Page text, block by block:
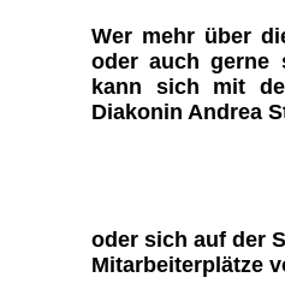
Wer mehr über
oder auch gerne
kann sich mit
Diakonin Andrea
oder sich auf der
Mitarbeiterplätze